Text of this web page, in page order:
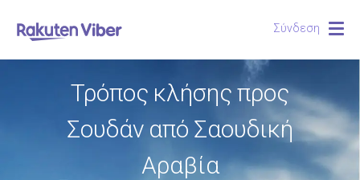
Σύνδεση
Τρόπος κλήσης προς
Σουδάν από Σαουδική
Αραβία